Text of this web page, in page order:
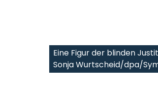
Eine Figur der blinden
Sonja Wurtscheid/dpa/